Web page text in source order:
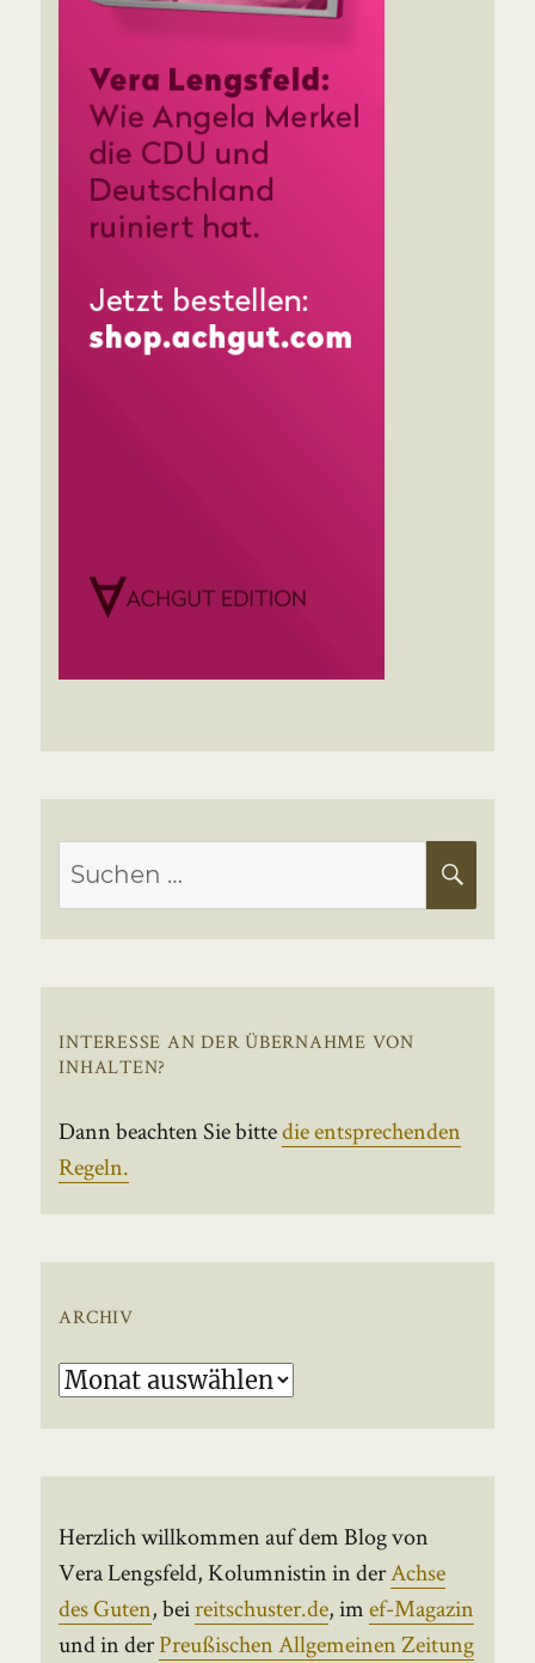
Suchen
nach:
INTERESSE AN DER ÜBERNAHME VON
INHALTEN?
Dann beachten Sie bittedie entsprechenden
Regeln.
ARCHIV
Archiv
Herzlich willkommen auf dem Blog von
Vera Lengsfeld, Kolumnistin in derAchse
des Guten, beireitschuster.de, imef-Magazin
und in derPreußischen Allgemeinen Zeitung